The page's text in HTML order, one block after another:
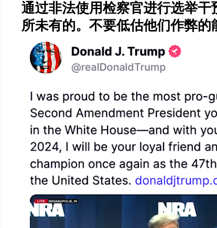
通过非法使用检察官进行选举干
所未有的。不要低估他们作弊的